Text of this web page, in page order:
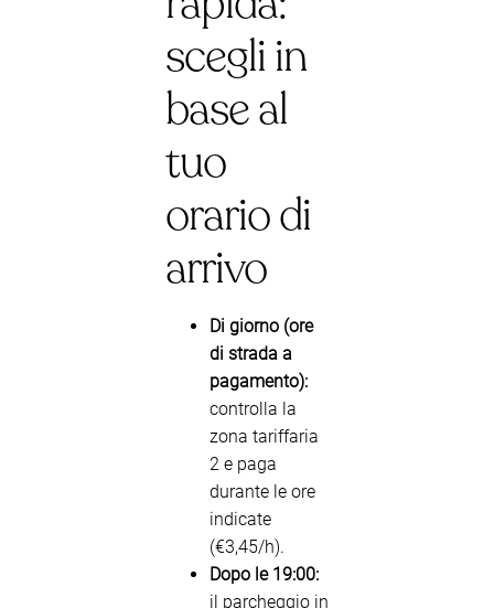
scegli in
base al
tuo
orario di
arrivo
Di giorno (ore
di strada a
pagamento):
controlla la
zona tariffaria
2 e paga
durante le ore
indicate
(€3,45/h).
Dopo le 19:00:
il parcheggio in